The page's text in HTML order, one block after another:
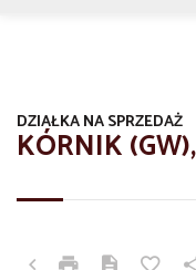
KÓRNIK
DZIAŁKA NA SPRZEDAŻ